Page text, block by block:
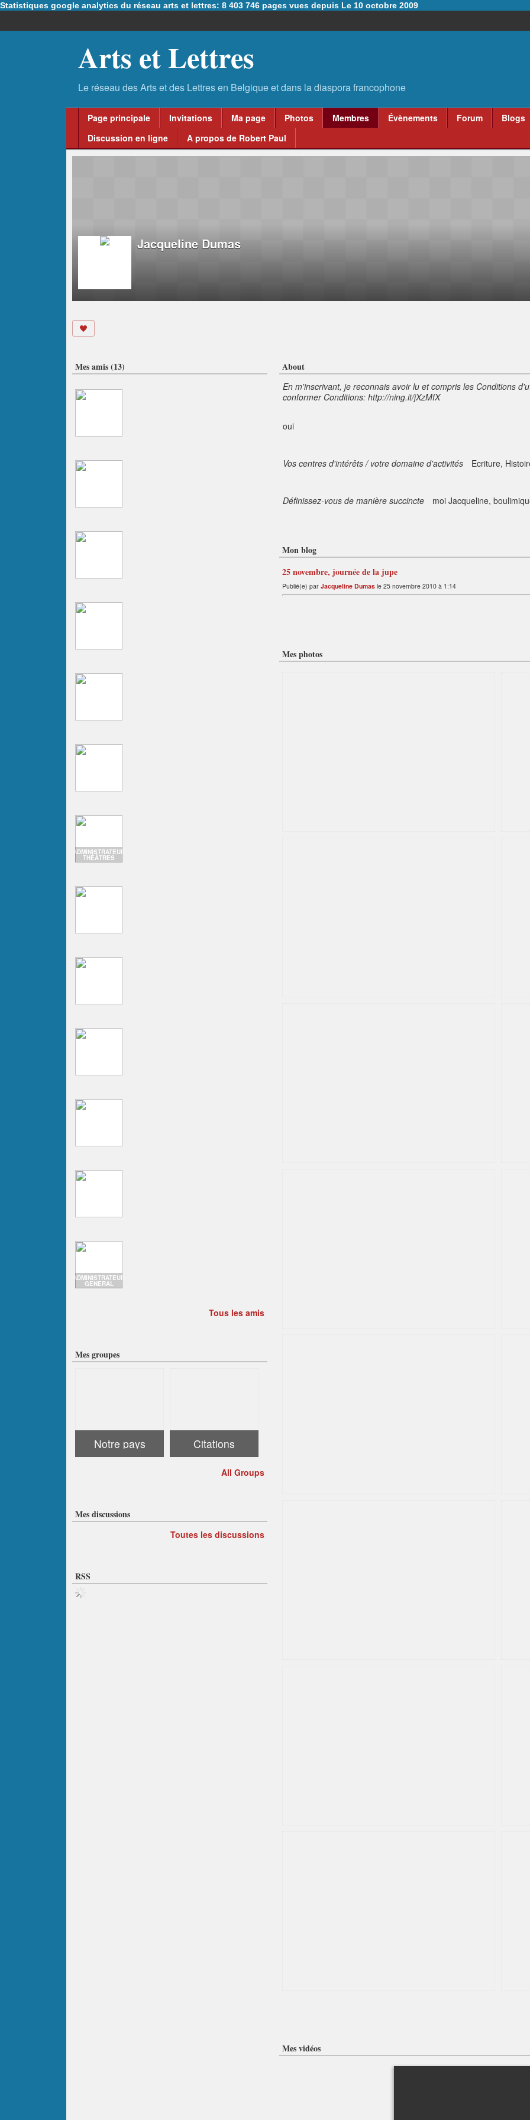
Statistiques google analytics du réseau arts et lettres: 8 403 746 pages vues depuis Le 10 octobre 2009
Arts et Lettres
Page principale Invitations Ma page Photos Membres Évènements Forum Blogs
Discussion en ligne
A propos de Robert Paul
Jacqueline Dumas
About
En m'inscrivant, je reconnais avoir lu et compris les Conditions
conformer Conditions: http://ning.it/jXzMfX
oui
Vos centres d'intérêts / votre domaine d'activités Ecriture,
Définissez-vous de manière succincte moi Jacqueline,
Mon blog
25 novembre, journée de la jupe
Publié(e) par Jacqueline Dumas le 25 novembre 2010 à 1:14
Mes photos
Mes vidéos
Mes amis (13)
ADMINISTRATEUR
THÉÂTRES
ADMINISTRATEUR
GENERAL
Tous les amis
Mes groupes
Notre pays Citations
All Groups
Mes discussions
Toutes les discussions
RSS